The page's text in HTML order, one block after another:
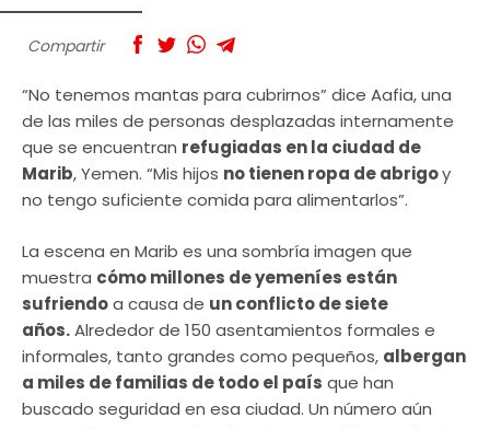
Compartir
“No tenemos mantas para cubrirnos” dice Aafia, una
de las miles de personas desplazadas internamente
que se encuentran refugiadas en la ciudad de
Marib, Yemen. “Mis hijos no tienen ropa de abrigoy
no tengo suficiente comida para alimentarlos”.
La escena en Marib es una sombría imagen que
muestra cómo millones de yemeníes están
sufriendoa causa de un conflicto de siete
años.Alrededor de 150 asentamientos formales e
informales, tanto grandes como pequeños, albergan
a miles de familias de todo el país que han
buscado seguridad en esa ciudad. Un número aún